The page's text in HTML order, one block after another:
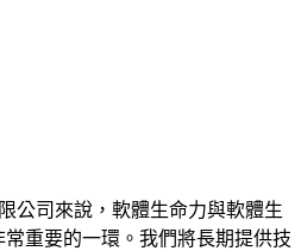
公司來說，軟體生命力與軟體生
重要的一環。我們將長期提供技